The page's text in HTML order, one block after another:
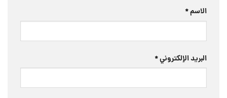
الاسم*
البريد الإلكتروني*